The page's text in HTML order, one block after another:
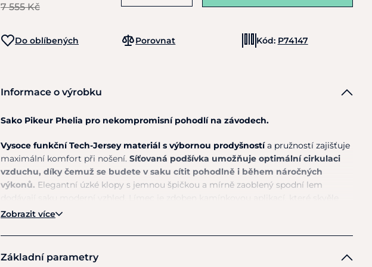
7 555 Kč
Do oblíbených Porovnat Kód: P74147
Informace o výrobku
Sako Pikeur Phelia pro nekompromisní pohodlí na závodech.
Vysoce funkční Tech-Jersey materiál s výbornou prodyšnostía pružností zajišťuje
maximální komfort při nošení. Síťovaná podšívka umožňuje optimální cirkulaci
vzduchu, díky čemuž se budete v saku cítit pohodlně i během náročných
výkonů. Elegantní úzké klopy s jemnou špičkou a mírně zaoblený spodní lem
dodávají saku moderní vzhled. Límec je zdoben kamínkovou aplikací, které skvěle
ladí s celkovým designem. Kamínkové dekorace se nachází i v oblasti pasu.
Neviditelné zipové kapsy v pasu a malá zdobená náprsní kapsa jsou praktickými a
Zobrazit více
Základní parametry